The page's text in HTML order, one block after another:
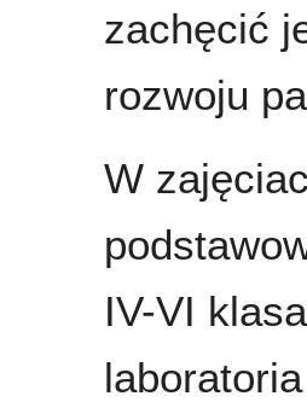
zachęcić
rozwoju
W
IV-VI